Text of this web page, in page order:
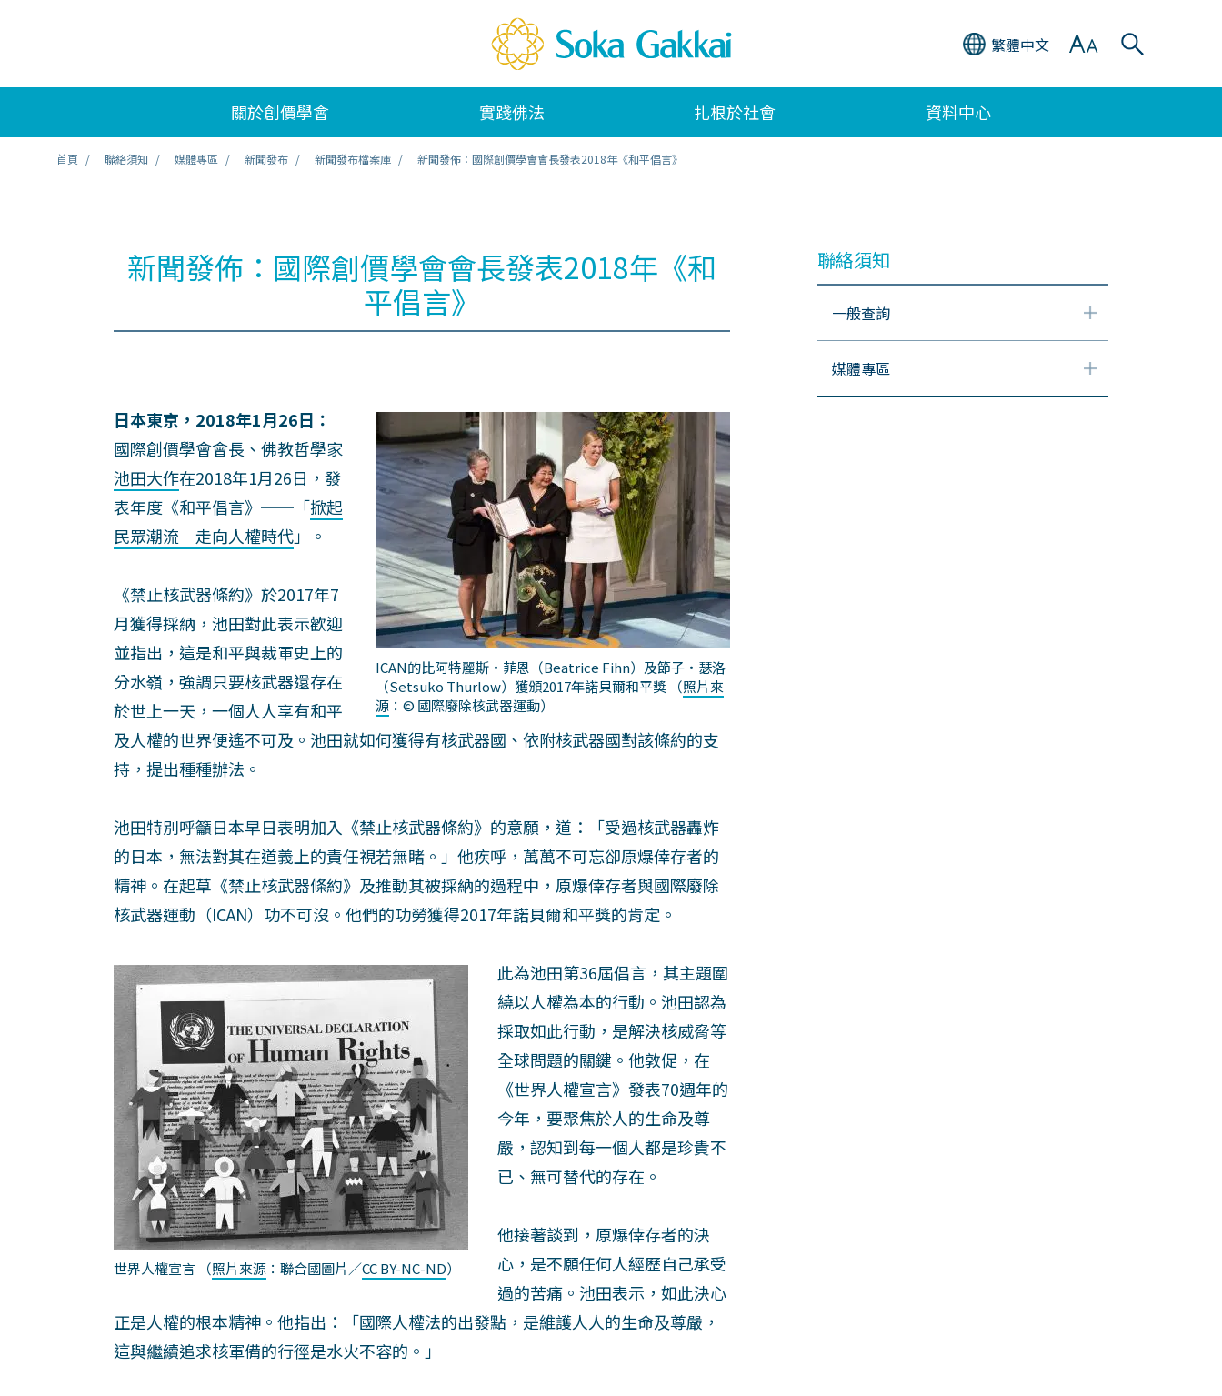
繁體中文
關於創價學會 實踐佛法 扎根於社會 資料中心
首頁 聯絡須知 媒體專區 新聞發布 新聞發布檔案庫 新聞發佈：國際創價學會會長發表2018年《和平倡言》
新聞發佈：國際創價學會會長發表2018年《和
平倡言》
ICAN的比阿特麗斯‧菲恩（Beatrice Fihn）及節子‧瑟洛
（Setsuko Thurlow）獲頒2017年諾貝爾和平獎
（照片來
源 ：© 國際廢除核武器運動）
日本東京，2018年1月26日：
國際創價學會會長、佛教哲學家
池田大作在2018年1月26日，發
表年度《和平倡言》──「掀起
民眾潮流 走向人權時代」。
《禁止核武器條約》於2017年7
月獲得採納，池田對此表示歡迎
並指出，這是和平與裁軍史上的
分水嶺，強調只要核武器還存在
於世上一天，一個人人享有和平
及人權的世界便遙不可及。池田就如何獲得有核武器國、依附核武器國對該條約的支
持，提出種種辦法。
池田特別呼籲日本早日表明加入《禁止核武器條約》的意願，道：「受過核武器轟炸
的日本，無法對其在道義上的責任視若無睹。」他疾呼，萬萬不可忘卻原爆倖存者的
精神。在起草《禁止核武器條約》及推動其被採納的過程中，原爆倖存者與國際廢除
核武器運動（ICAN）功不可沒。他們的功勞獲得2017年諾貝爾和平獎的肯定。
世界人權宣言 （照片來源 ：聯合國圖片／CC BY-NC-ND）
此為池田第36屆倡言，其主題圍
繞以人權為本的行動。池田認為
採取如此行動，是解決核威脅等
全球問題的關鍵。他敦促，在
《世界人權宣言》發表70週年的
今年，要聚焦於人的生命及尊
嚴，認知到每一個人都是珍貴不
已、無可替代的存在。
他接著談到，原爆倖存者的決
心，是不願任何人經歷自己承受
過的苦痛。池田表示，如此決心
正是人權的根本精神。他指出：「國際人權法的出發點，是維護人人的生命及尊嚴，
這與繼續追求核軍備的行徑是水火不容的。」
聯絡須知
一般查詢
媒體專區